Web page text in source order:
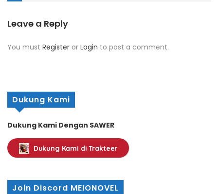
Leave a Reply
You must Register or Login to post a comment.
Dukung Kami
Dukung Kami Dengan SAWER
Dukung Kami di Trakteer
Join Discord MEIONOVEL